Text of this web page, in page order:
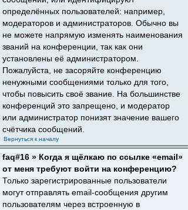
определённых пользователей: например,
модераторов и администраторов. Обычно вы
не можете напрямую изменять наименования
званий на конференции, так как они
установлены её администратором.
Пожалуйста, не засоряйте конференцию
ненужными сообщениями только для того,
чтобы повысить своё звание. На большинстве
конференций это запрещено, и модератор
или администратор понизят значение вашего
счётчика сообщений.
Вернуться к началу
faq#16 » Когда я щёлкаю по ссылке «email»
от меня требуют войти на конференцию?
Только зарегистрированные пользователи
могут отправлять email-сообщения другим
пользователям через встроенную в